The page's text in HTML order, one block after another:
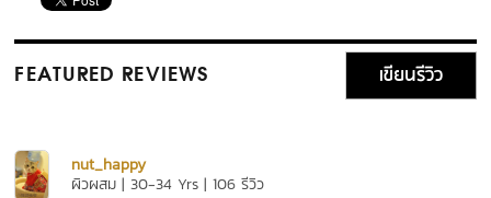
FEATURED REVIEWS เขียนรีวิว
nut_happy
ผิวผสม | 30-34 Yrs | 106 รีวิว